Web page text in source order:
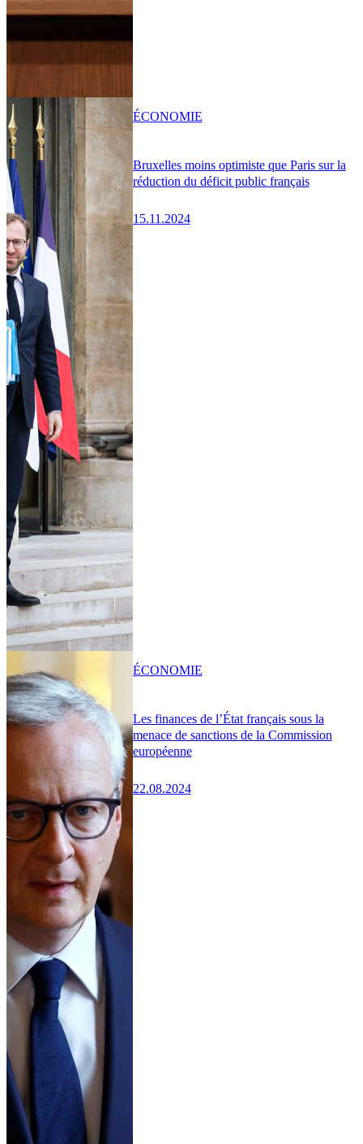
Bruxelles moins optimiste que Paris sur la
réduction du déficit public français
15.11.2024
ÉCONOMIE
Les finances de l’État français sous la
menace de sanctions de la Commission
européenne
22.08.2024
ÉCONOMIE